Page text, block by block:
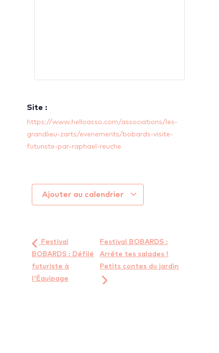
Site :
https://www.helloasso.com/associations/les-
grandlieu-zarts/evenements/bobards-visite-
futuriste-par-raphael-reuche
Ajouter au calendrier
Festival
BOBARDS : Défilé
futuriste à
l'Équipage
Festival BOBARDS :
Arrête tes salades !
Petits contes du jardin